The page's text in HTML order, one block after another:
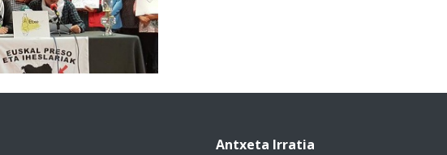
Antxeta Irratia